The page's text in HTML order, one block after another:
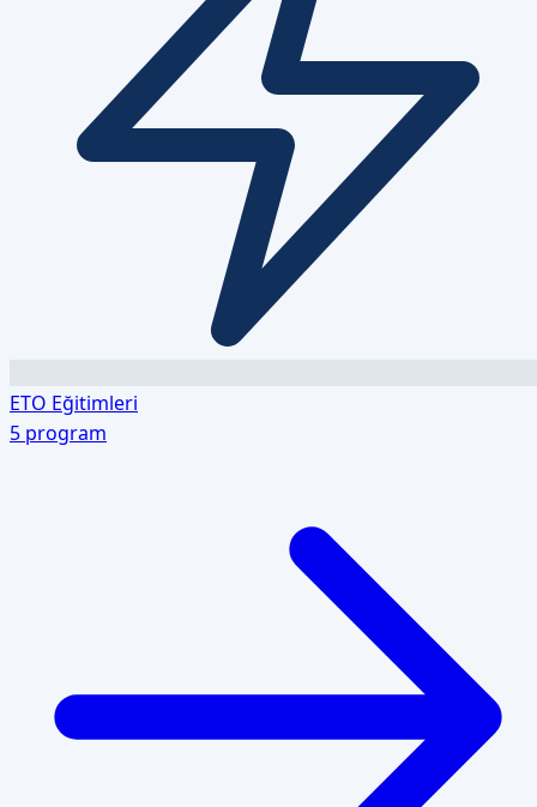
ETO Eğitimleri
5 program